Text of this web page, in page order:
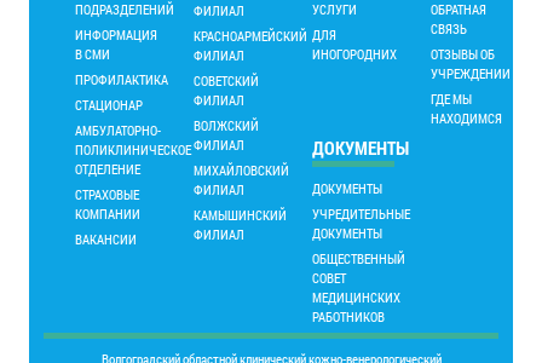
ПОДРАЗДЕЛЕНИЙ
ИНФОРМАЦИЯ
В СМИ
ПРОФИЛАКТИКА
СТАЦИОНАР
АМБУЛАТОРНО-
ПОЛИКЛИНИЧЕСКОЕ
ОТДЕЛЕНИЕ
СТРАХОВЫЕ
КОМПАНИИ
ВАКАНСИИ
ФИЛИАЛ
КРАСНОАРМЕЙСКИЙ
ФИЛИАЛ
СОВЕТСКИЙ
ФИЛИАЛ
ВОЛЖСКИЙ
ФИЛИАЛ
МИХАЙЛОВСКИЙ
ФИЛИАЛ
КАМЫШИНСКИЙ
ФИЛИАЛ
УСЛУГИ
ДЛЯ
ИНОГОРОДНИХ
ОБРАТНАЯ
СВЯЗЬ
ОТЗЫВЫ ОБ
УЧРЕЖДЕНИИ
ГДЕ МЫ
НАХОДИМСЯ
ДОКУМЕНТЫ
ДОКУМЕНТЫ
УЧРЕДИТЕЛЬНЫЕ
ДОКУМЕНТЫ
ОБЩЕСТВЕННЫЙ
СОВЕТ
МЕДИЦИНСКИХ
РАБОТНИКОВ
Волгоградский областной клинический кожно-венерологический